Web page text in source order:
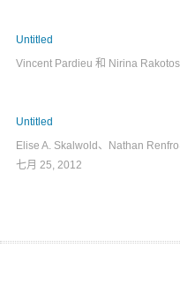
Untitled
Vincent Pardieu 和 Nirina
Untitled
Elise A. Skalwold、Nathan
七月 25, 2012